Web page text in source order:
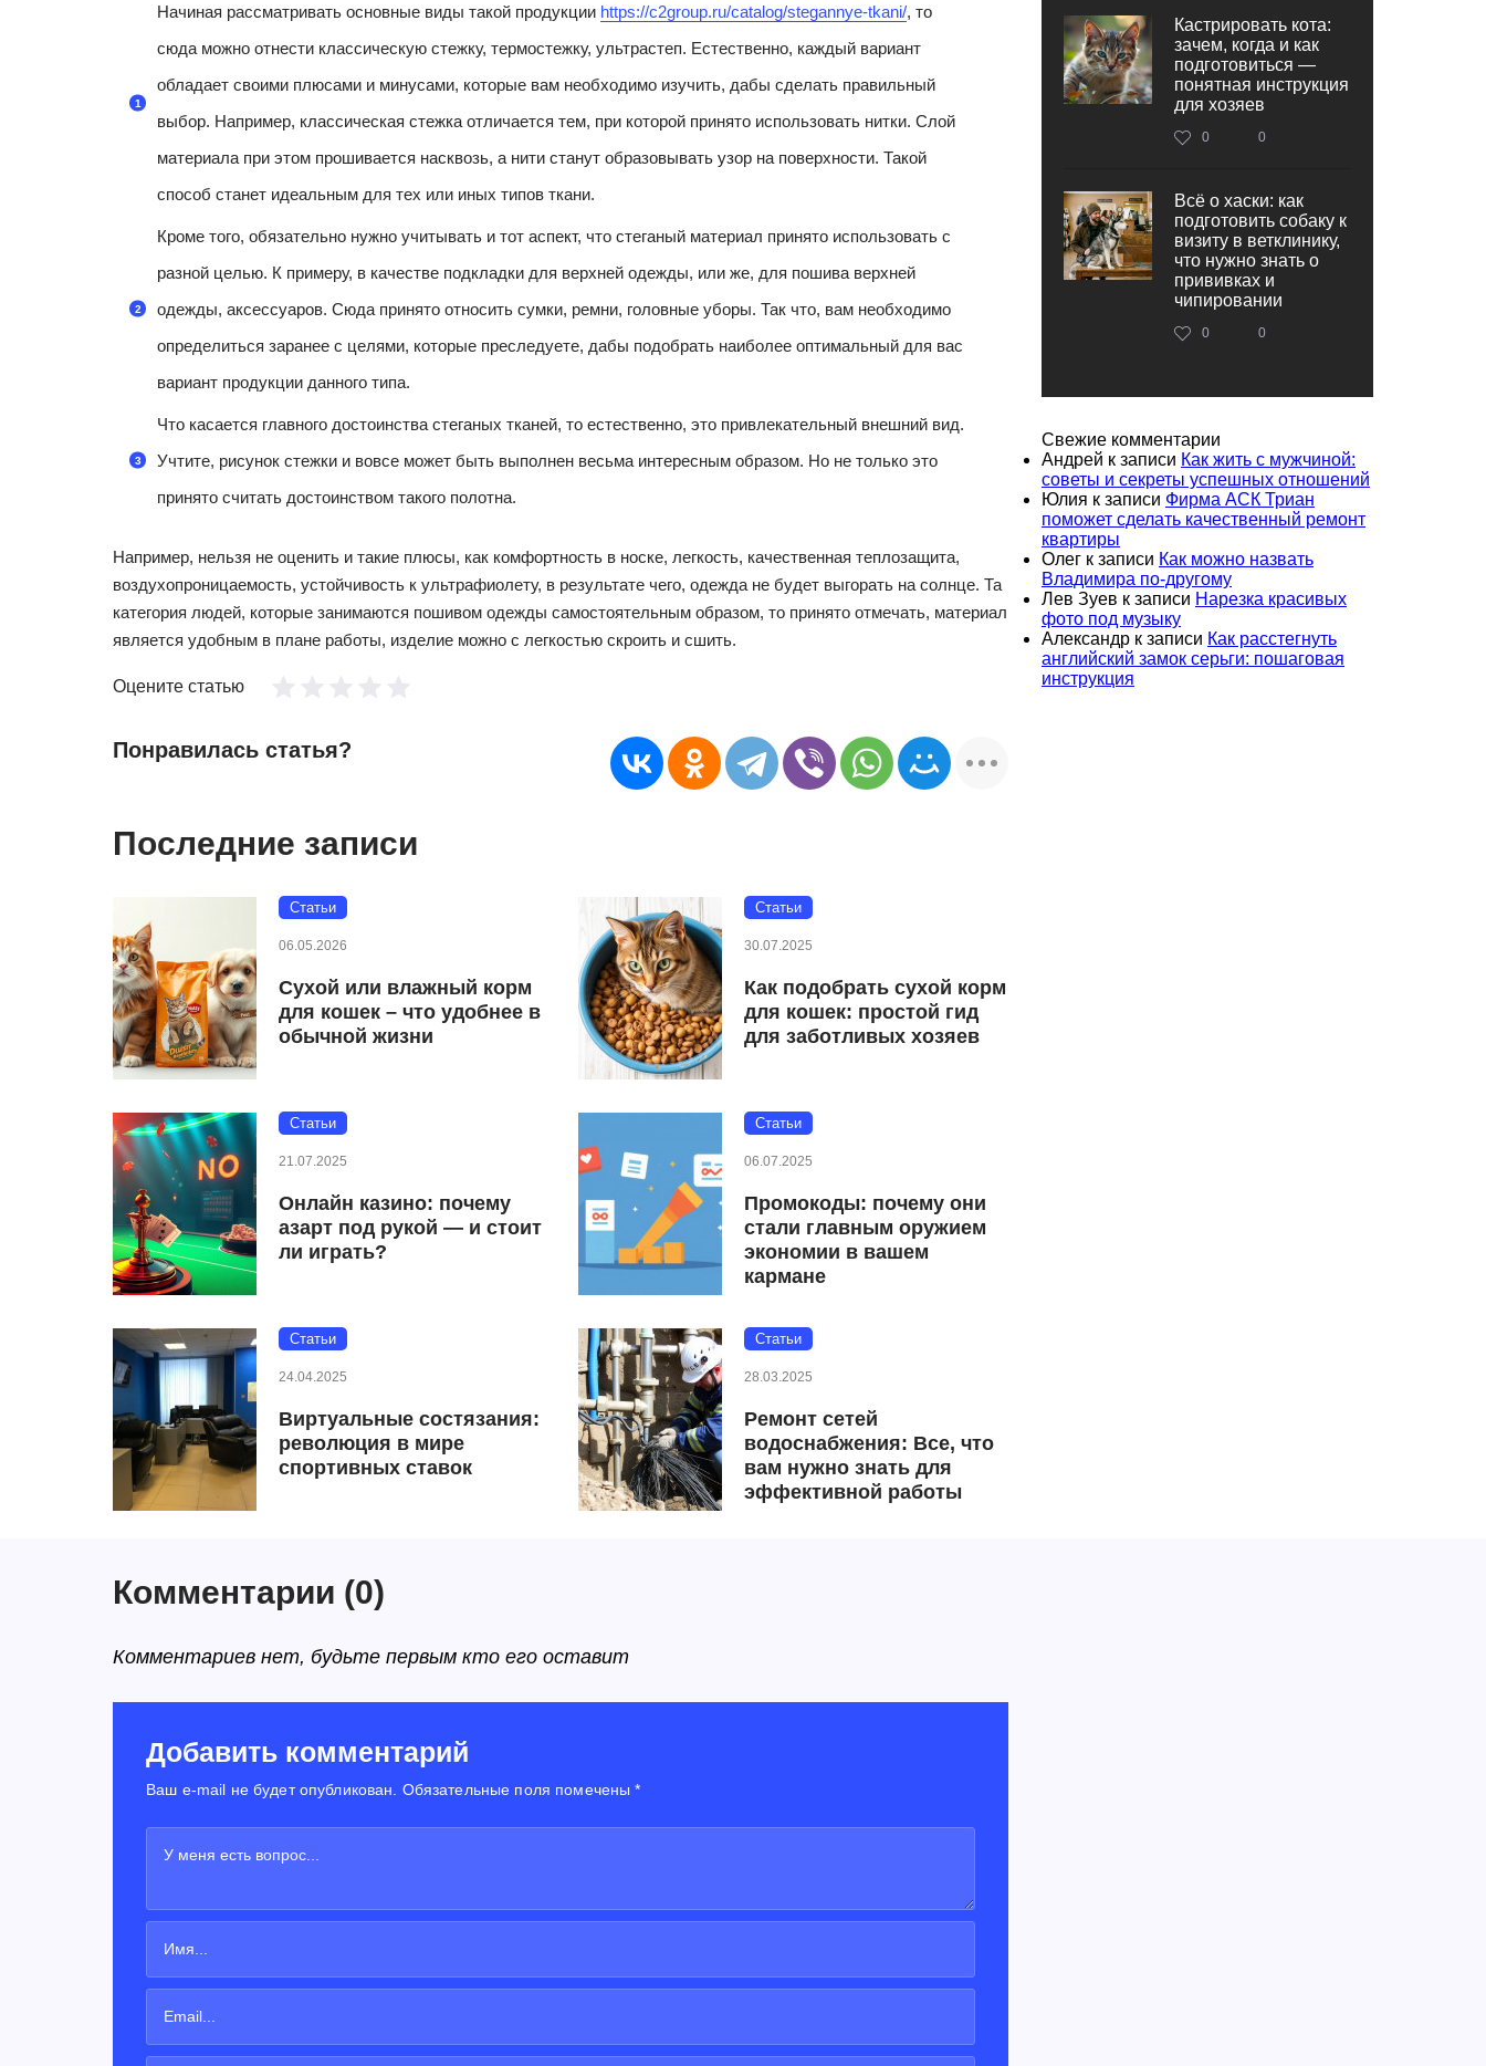
Начиная рассматривать основные виды такой продукции https://c2group.ru/catalog/stegannye-tkani/, то
сюда можно отнести классическую стежку, термостежку, ультрастеп. Естественно, каждый вариант
обладает своими плюсами и минусами, которые вам необходимо изучить, дабы сделать правильный
выбор. Например, классическая стежка отличается тем, при которой принято использовать нитки. Слой
материала при этом прошивается насквозь, а нити станут образовывать узор на поверхности. Такой
способ станет идеальным для тех или иных типов ткани.
Кроме того, обязательно нужно учитывать и тот аспект, что стеганый материал принято использовать с
разной целью. К примеру, в качестве подкладки для верхней одежды, или же, для пошива верхней
одежды, аксессуаров. Сюда принято относить сумки, ремни, головные уборы. Так что, вам необходимо
определиться заранее с целями, которые преследуете, дабы подобрать наиболее оптимальный для вас
вариант продукции данного типа.
Что касается главного достоинства стеганых тканей, то естественно, это привлекательный внешний вид.
Учтите, рисунок стежки и вовсе может быть выполнен весьма интересным образом. Но не только это
принято считать достоинством такого полотна.
Например, нельзя не оценить и такие плюсы, как комфортность в носке, легкость, качественная теплозащита,
воздухопроницаемость, устойчивость к ультрафиолету, в результате чего, одежда не будет выгорать на солнце. Та
категория людей, которые занимаются пошивом одежды самостоятельным образом, то принято отмечать, материал
является удобным в плане работы, изделие можно с легкостью скроить и сшить.
Оцените статью
Понравилась статья?
Последние записи
Статьи
06.05.2026
Сухой или влажный корм
для кошек – что удобнее в
обычной жизни
Статьи
30.07.2025
Как подобрать сухой корм
для кошек: простой гид
для заботливых хозяев
Статьи
21.07.2025
Онлайн казино: почему
азарт под рукой — и стоит
ли играть?
Статьи
06.07.2025
Промокоды: почему они
стали главным оружием
экономии в вашем
кармане
Статьи
24.04.2025
Виртуальные состязания:
революция в мире
спортивных ставок
Статьи
28.03.2025
Ремонт сетей
водоснабжения: Все, что
вам нужно знать для
эффективной работы
Кастрировать кота:
зачем, когда и как
подготовиться —
понятная инструкция
для хозяев
0 0
Всё о хаски: как
подготовить собаку к
визиту в ветклинику,
что нужно знать о
прививках и
чипировании
0 0
Свежие комментарии
Андрей к записи Как жить с мужчиной:
советы и секреты успешных отношений
Юлия к записи Фирма АСК Триан
поможет сделать качественный ремонт
квартиры
Олег к записи Как можно назвать
Владимира по-другому
Лев Зуев к записи Нарезка красивых
фото под музыку
Александр к записи Как расстегнуть
английский замок серьги: пошаговая
инструкция
Комментарии (0)
Комментариев нет, будьте первым кто его оставит
Добавить комментарий
Ваш e-mail не будет опубликован. Обязательные поля помечены *